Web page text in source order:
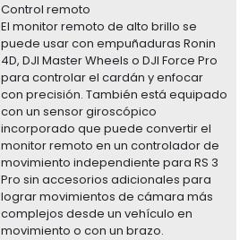
Control remoto
El monitor remoto de alto brillo se
puede usar con empuñaduras Ronin
4D, DJI Master Wheels o DJI Force Pro
para controlar el cardán y enfocar
con precisión. También está equipado
con un sensor giroscópico
incorporado que puede convertir el
monitor remoto en un controlador de
movimiento independiente para RS 3
Pro sin accesorios adicionales para
lograr movimientos de cámara más
complejos desde un vehículo en
movimiento o con un brazo.